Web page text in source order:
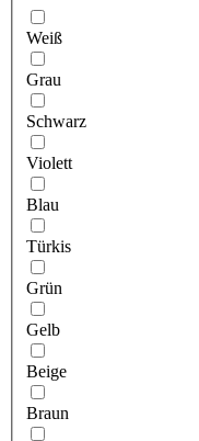
Weiß
Grau
Schwarz
Violett
Blau
Türkis
Grün
Gelb
Beige
Braun